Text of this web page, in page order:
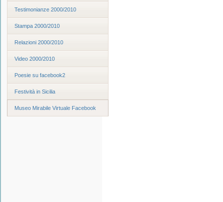
Testimonianze 2000/2010
Stampa 2000/2010
Relazioni 2000/2010
Video 2000/2010
Poesie su facebook2
Festività in Sicilia
Museo Mirabile Virtuale Facebook